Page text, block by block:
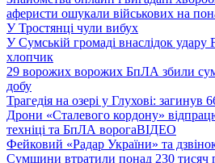
аферисти ошукали військових на
У Тростянці чули вибух
У Сумській громаді внаслідок
хлопчик
29 ворожих ворожих БпЛА збили
добу
Трагедія на озері у Глухові: загинув
Дрони «Сталевого кордону»
техніці та БпЛА ворогаВІДЕО
Фейковий «Радар України» та
Сумщини втратили понад 230 тисяч